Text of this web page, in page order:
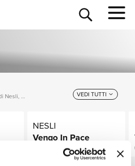
I singoli più rappresentativi di Nesli, tra successi storici e nuove uscite. VEDI TUTTI
NESLI
Vengo In Pace
NEWS